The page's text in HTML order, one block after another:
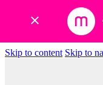
Skip to content Skip to